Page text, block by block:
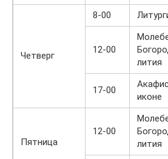
Четверг
8-00
12-00
лития
17-00
иконе
Пятница
12-00
лития